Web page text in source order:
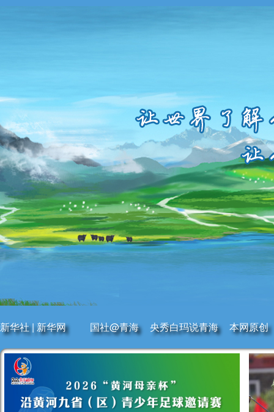
新华社|新华网 国社@青海 央秀白玛说青海 本网原创